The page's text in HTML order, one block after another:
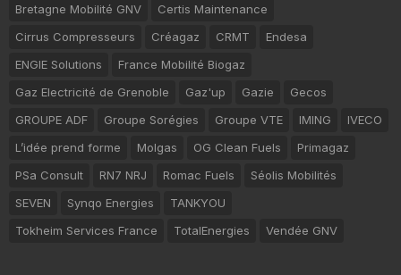
Bretagne Mobilité GNV
Certis Maintenance
Cirrus Compresseurs
Créagaz CRMT
Endesa
ENGIE Solutions
France Mobilité Biogaz
Gaz Electricité de Grenoble
Gaz'up Gazie
Gecos
GROUPE ADF
Groupe Sorégies Groupe VTE IMING
IVECO
L’idée prend forme
Molgas OG Clean Fuels
Primagaz
PSa Consult
RN7 NRJ Romac Fuels
Séolis Mobilités
SEVEN
Synqo Energies
TANKYOU
Tokheim Services France
TotalEnergies Vendée GNV